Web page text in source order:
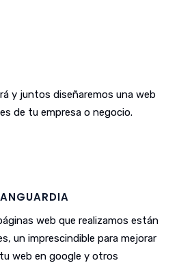
y juntos diseñaremos una web
de tu empresa o negocio.
web que realizamos están
un imprescindible para mejorar
web en google y otros